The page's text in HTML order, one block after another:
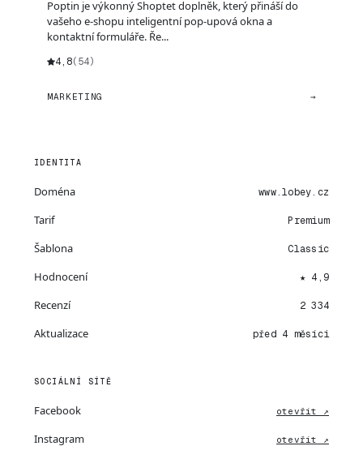
Poptin je výkonný Shoptet doplněk, který přináší do
vašeho e-shopu inteligentní pop-upová okna a
kontaktní formuláře. Ře...
4,8(54)
MARKETING →
IDENTITA
Doména www.lobey.cz
Tarif Premium
Šablona Classic
Hodnocení ★ 4,9
Recenzí 2 334
Aktualizace před 4 měsíci
SOCIÁLNÍ SÍTĚ
Facebook otevřít ↗
Instagram otevřít ↗